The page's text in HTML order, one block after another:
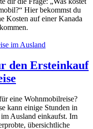
Hier bekommst du
Kosten auf einer Kanada
den Ersteinkauf
eine Wohnmobilreise?
kann einige Stunden in
Ausland einkaufst. Im
übersichtliche